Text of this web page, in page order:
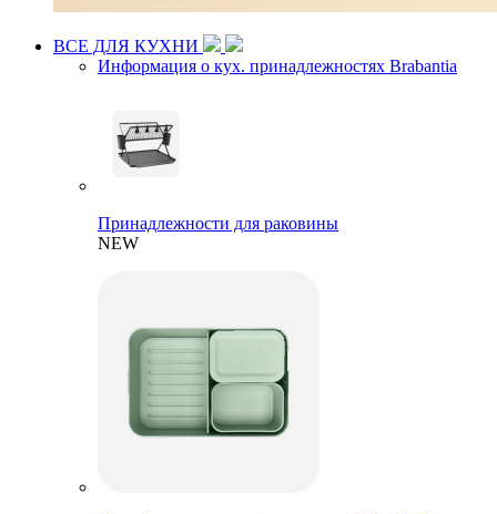
ВСЕ ДЛЯ КУХНИ
Информация о кух. принадлежностях Brabantia
Принадлежности для раковины
NEW